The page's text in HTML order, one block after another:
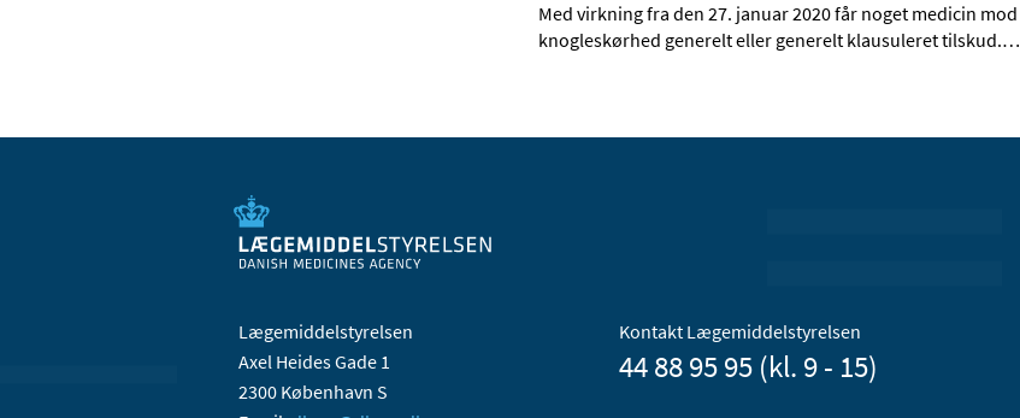
Med virkning fra den 27. januar 2020 får noget medicin mod
knogleskørhed generelt eller generelt klausuleret tilskud.…
Lægemiddelstyrelsen
Axel Heides Gade 1
2300 København S
Kontakt Lægemiddelstyrelsen
44 88 95 95 (kl. 9 - 15)